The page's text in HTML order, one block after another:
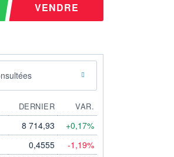
VENDRE
DERNIER
VAR.
8 714,93 +0,17%
0,4555 -1,19%